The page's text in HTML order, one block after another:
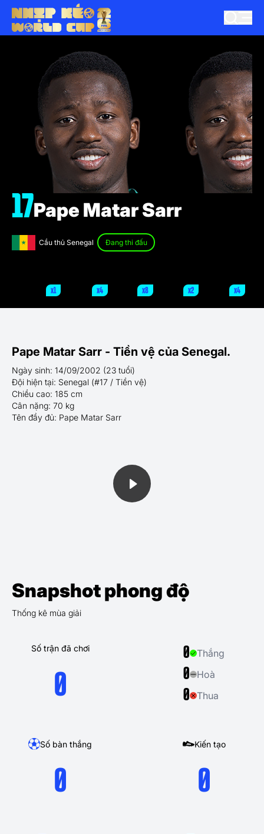
Cầu thủ Senegal Đang thi đấu
17Pape Matar Sarr
x1 x4 x8 x2 x4
Pape Matar Sarr - Tiền vệ của Senegal.
Ngày sinh: 14/09/2002 (23 tuổi)
Đội hiện tại: Senegal (#17 / Tiền vệ)
Chiều cao: 185 cm
Cân nặng: 70 kg
Tên đầy đủ: Pape Matar Sarr
Snapshot phong độ
Thống kê mùa giải
Số trận đã chơi
0
Số bàn thắng
0
Kiến tạo
0
0 Thắng
0 Hoà
0 Thua